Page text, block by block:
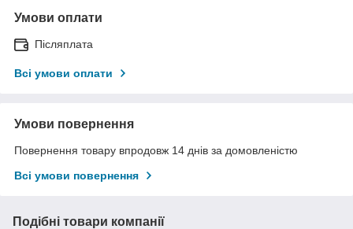
Умови оплати
Післяплата
Всі умови оплати
Умови повернення
Повернення товару впродовж 14 днів за домовленістю
Всі умови повернення
Подібні товари компанії